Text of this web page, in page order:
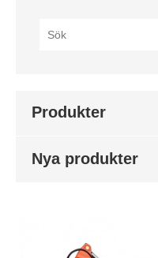
Produkter
Nya produkter